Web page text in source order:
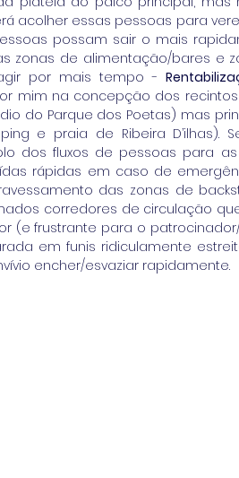
acolher essas pessoas para
possam sair o mais
zonas de alimentação/bares e
por mais tempo -
mim na concepção dos recintos
do Parque dos Poetas) mas
e praia de Ribeira D’ilhas).
dos fluxos de pessoas para
rápidas em caso de
das zonas de
corredores de circulação
(e frustrante para o
em funis ridiculamente
encher/esvaziar rapidamente.